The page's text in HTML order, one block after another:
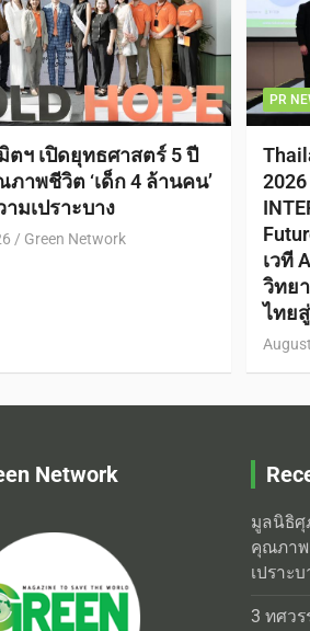
ฯ เปิดยุทธศาสตร์ 5 ปี
าพชีวิต ‘เด็ก 4 ล้านคน’
มเปราะบาง
Green Network
PR
เวที
วิทย
ไทย
Network
มูลนิธิศุ
คุณภาพ
เปราะบ
3 ทศว